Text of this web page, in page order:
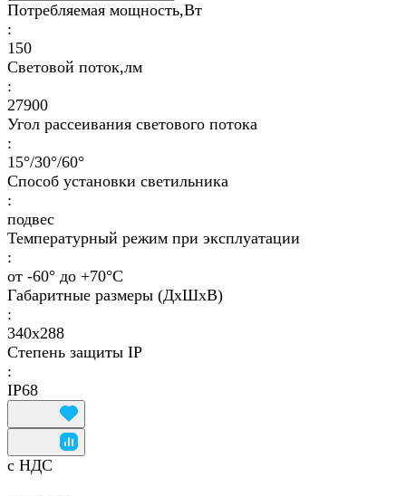
Потребляемая мощность,Вт
:
150
Световой поток,лм
:
27900
Угол рассеивания светового потока
:
15°/30°/60°
Способ установки светильника
:
подвес
Температурный режим при эксплуатации
:
от -60° до +70°C
Габаритные размеры (ДхШхВ)
:
340x288
Степень защиты IP
:
IP68
с НДС